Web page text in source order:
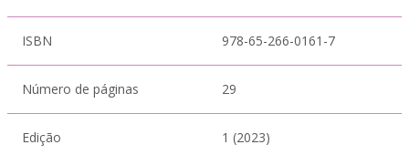
ISBN 978-65-266-0161-7
Número de páginas 29
Edição 1 (2023)